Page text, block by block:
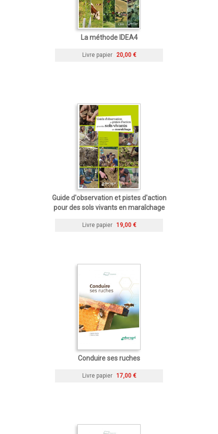
La méthode IDEA4
Livre papier 20,00 €
Guide d'observation et pistes d'action
pour des sols vivants en maraîchage
Livre papier 19,00 €
Conduire ses ruches
Livre papier 17,00 €